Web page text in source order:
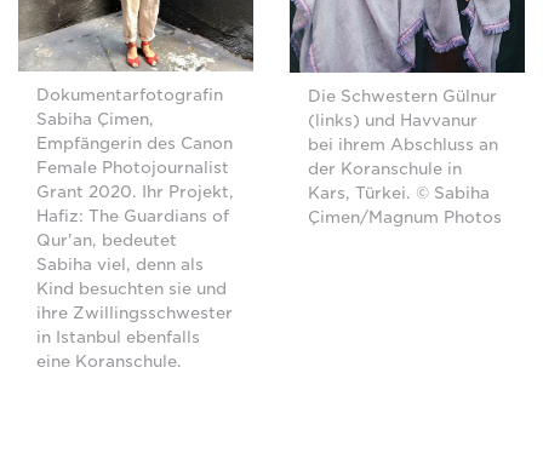
Dokumentarfotografin
Sabiha Çimen,
Empfängerin des Canon
Female Photojournalist
Grant 2020. Ihr Projekt,
Hafiz: The Guardians of
Qur'an, bedeutet
Sabiha viel, denn als
Kind besuchten sie und
ihre Zwillingsschwester
in Istanbul ebenfalls
eine Koranschule.
Die Schwestern Gülnur
(links) und Havvanur
bei ihrem Abschluss an
der Koranschule in
Kars, Türkei. © Sabiha
Çimen/Magnum Photos